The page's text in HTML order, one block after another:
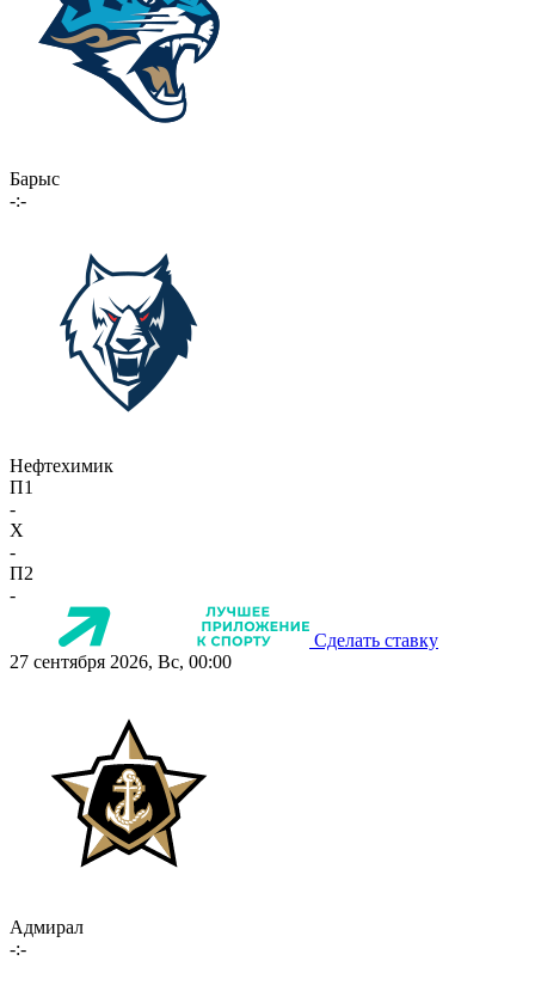
Барыс
-:-
Нефтехимик
П1
-
X
-
П2
-
Сделать ставку
27 сентября 2026, Вс, 00:00
Адмирал
-:-